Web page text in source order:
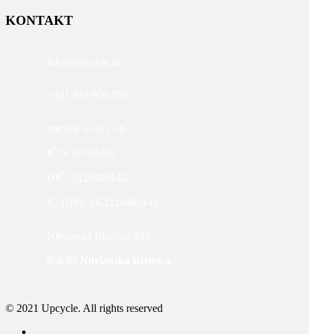
KONTAKT
© 2021 Upcycle. All rights reserved